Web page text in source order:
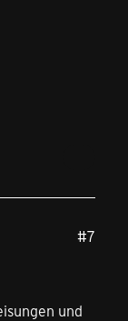
#7
und